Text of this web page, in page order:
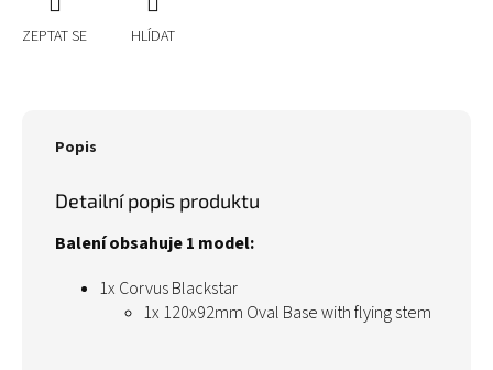
ZEPTAT SE HLÍDAT
Popis
Detailní popis produktu
Balení obsahuje 1 model:
1x Corvus Blackstar
1x 120x92mm Oval Base with flying stem